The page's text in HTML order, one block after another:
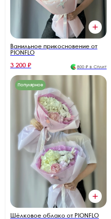
Ванильное прикосновение от
PIONFLO
3 200 ₽ 800 ₽ в Сплит
Популярное
Шёлковое облако от PIONFLO